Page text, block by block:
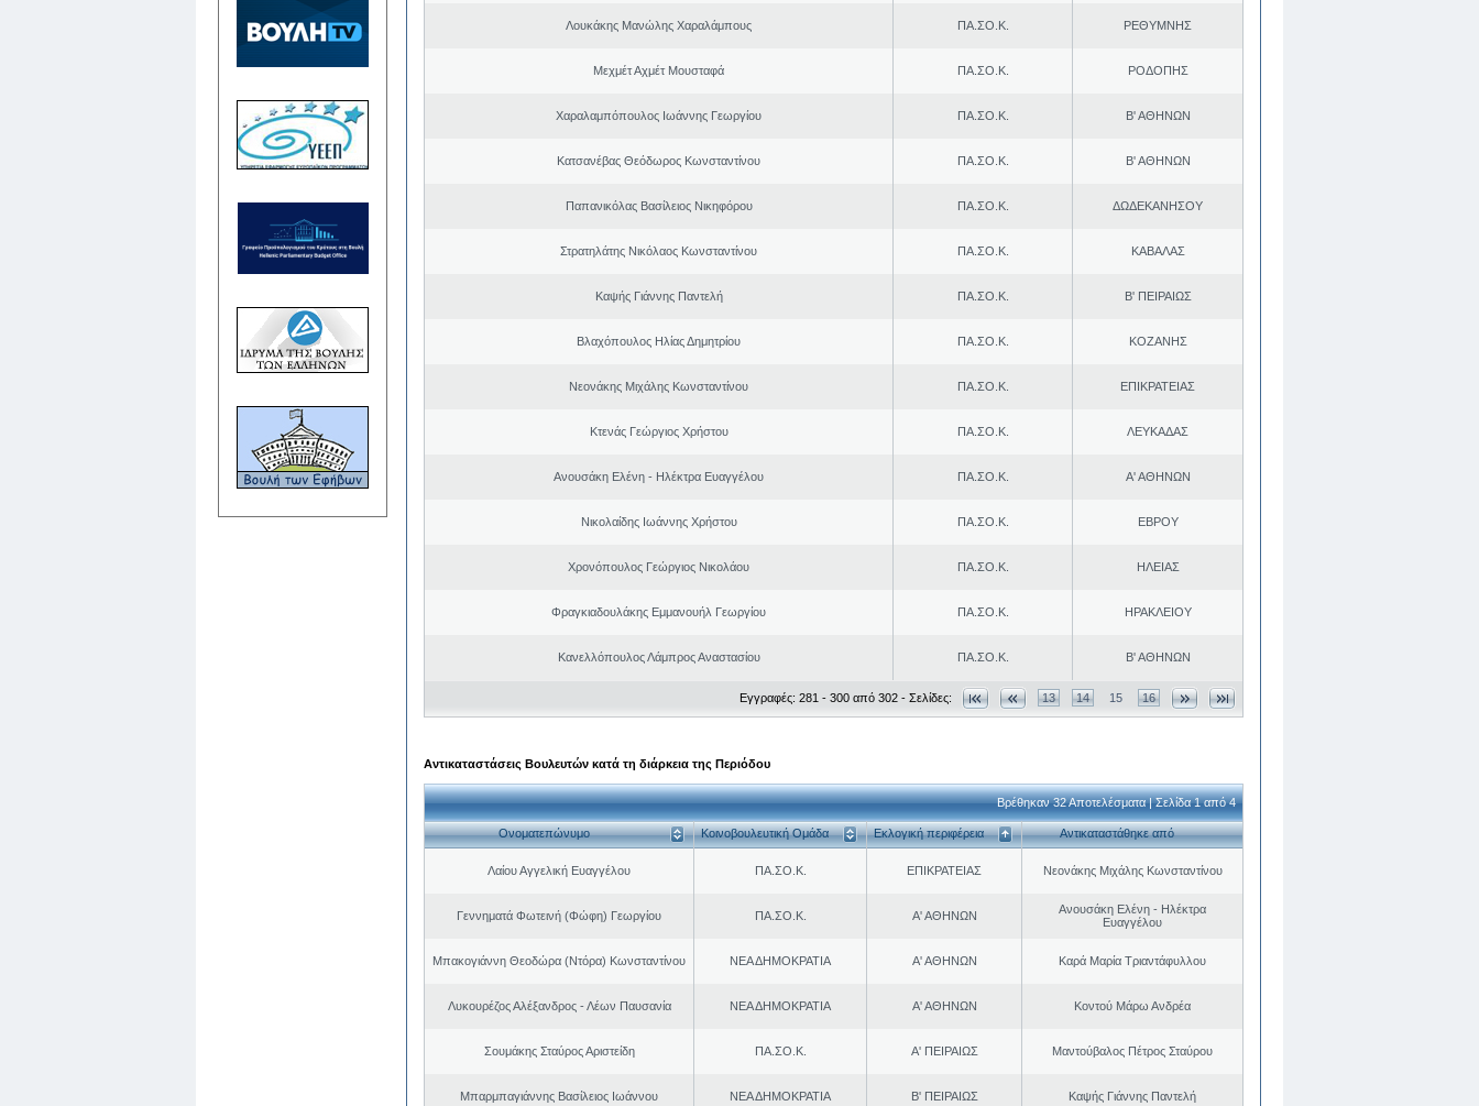
Λουκάκης Μανώλης Χαραλάμπους ΠΑ.ΣΟ.Κ. ΡΕΘΥΜΝΗΣ
Μεχμέτ Αχμέτ Μουσταφά ΠΑ.ΣΟ.Κ. ΡΟΔΟΠΗΣ
Χαραλαμπόπουλος Ιωάννης Γεωργίου ΠΑ.ΣΟ.Κ. Β' ΑΘΗΝΩΝ
Κατσανέβας Θεόδωρος Κωνσταντίνου ΠΑ.ΣΟ.Κ. Β' ΑΘΗΝΩΝ
Παπανικόλας Βασίλειος Νικηφόρου ΠΑ.ΣΟ.Κ. ΔΩΔΕΚΑΝΗΣΟΥ
Στρατηλάτης Νικόλαος Κωνσταντίνου ΠΑ.ΣΟ.Κ. ΚΑΒΑΛΑΣ
Καψής Γιάννης Παντελή ΠΑ.ΣΟ.Κ. Β' ΠΕΙΡΑΙΩΣ
Βλαχόπουλος Ηλίας Δημητρίου ΠΑ.ΣΟ.Κ. ΚΟΖΑΝΗΣ
Νεονάκης Μιχάλης Κωνσταντίνου ΠΑ.ΣΟ.Κ. ΕΠΙΚΡΑΤΕΙΑΣ
Κτενάς Γεώργιος Χρήστου ΠΑ.ΣΟ.Κ. ΛΕΥΚΑΔΑΣ
Ανουσάκη Ελένη - Ηλέκτρα Ευαγγέλου ΠΑ.ΣΟ.Κ. Α' ΑΘΗΝΩΝ
Νικολαίδης Ιωάννης Χρήστου ΠΑ.ΣΟ.Κ. ΕΒΡΟΥ
Χρονόπουλος Γεώργιος Νικολάου ΠΑ.ΣΟ.Κ. ΗΛΕΙΑΣ
Φραγκιαδουλάκης Εμμανουήλ Γεωργίου ΠΑ.ΣΟ.Κ. ΗΡΑΚΛΕΙΟΥ
Κανελλόπουλος Λάμπρος Αναστασίου ΠΑ.ΣΟ.Κ. Β' ΑΘΗΝΩΝ
Εγγραφές: 281 - 300 από 302 - Σελίδες: 13 14 15 16
Αντικαταστάσεις Βουλευτών κατά τη διάρκεια της Περιόδου
Βρέθηκαν 32 Αποτελέσματα | Σελίδα 1 από 4
Ονοματεπώνυμο Κοινοβουλευτική Ομάδα Εκλογική περιφέρεια Αντικαταστάθηκε από
Λαίου Αγγελική Ευαγγέλου ΠΑ.ΣΟ.Κ. ΕΠΙΚΡΑΤΕΙΑΣ Νεονάκης Μιχάλης Κωνσταντίνου
Γεννηματά Φωτεινή (Φώφη) Γεωργίου ΠΑ.ΣΟ.Κ. Α' ΑΘΗΝΩΝ
Ανουσάκη Ελένη - Ηλέκτρα
Ευαγγέλου
Μπακογιάννη Θεοδώρα (Ντόρα) Κωνσταντίνου ΝΕΑ ΔΗΜΟΚΡΑΤΙΑ Α' ΑΘΗΝΩΝ Καρά Μαρία Τριαντάφυλλου
Λυκουρέζος Αλέξανδρος - Λέων Παυσανία ΝΕΑ ΔΗΜΟΚΡΑΤΙΑ Α' ΑΘΗΝΩΝ Κοντού Μάρω Ανδρέα
Σουμάκης Σταύρος Αριστείδη ΠΑ.ΣΟ.Κ. Α' ΠΕΙΡΑΙΩΣ Μαντούβαλος Πέτρος Σταύρου
Μπαρμπαγιάννης Βασίλειος Ιωάννου ΝΕΑ ΔΗΜΟΚΡΑΤΙΑ Β' ΠΕΙΡΑΙΩΣ Καψής Γιάννης Παντελή